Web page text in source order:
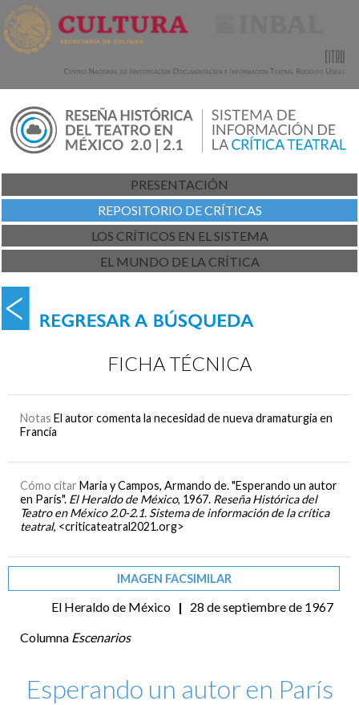
PRESENTACIÓN
REPOSITORIO DE CRÍTICAS
LOS CRÍTICOS EN EL SISTEMA
EL MUNDO DE LA CRÍTICA
FICHA TÉCNICA
Notas El autor comenta la necesidad de nueva dramaturgia en
Francía
Cómo citar Maria y Campos, Armando de. "Esperando un autor
en París". El Heraldo de México, 1967. Reseña Histórica del
Teatro en México 2.0-2.1. Sistema de información de la crítica
teatral, <criticateatral2021.org>
IMAGEN FACSIMILAR
El Heraldo de México |
28 de septiembre de 1967
Columna Escenarios
Esperando un autor en París